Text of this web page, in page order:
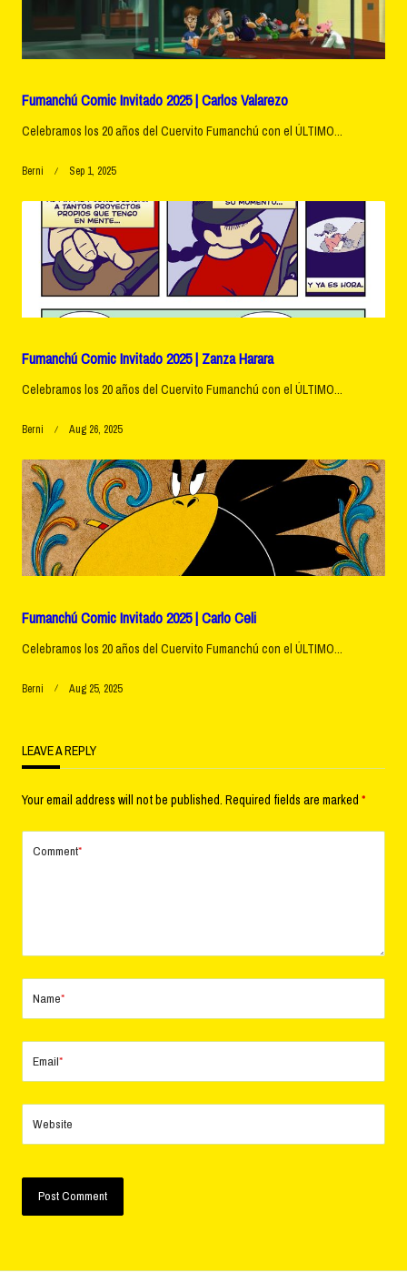
Fumanchú Comic Invitado 2025 | Carlos Valarezo
Celebramos los 20 años del Cuervito Fumanchú con el ÚLTIMO...
Berni Sep 1, 2025
Fumanchú Comic Invitado 2025 | Zanza Harara
Celebramos los 20 años del Cuervito Fumanchú con el ÚLTIMO...
Berni Aug 26, 2025
Fumanchú Comic Invitado 2025 | Carlo Celi
Celebramos los 20 años del Cuervito Fumanchú con el ÚLTIMO...
Berni Aug 25, 2025
LEAVE A REPLY
Your email address will not be published. Required fields are marked *
Comment*
Name*
Email*
Website